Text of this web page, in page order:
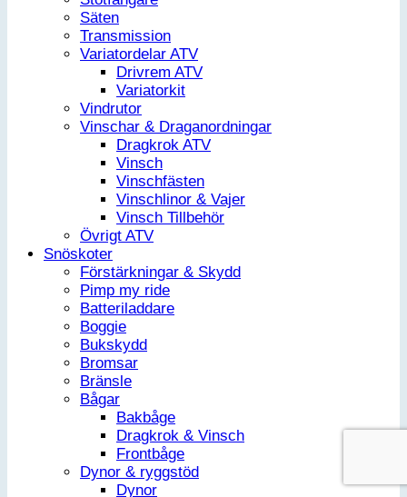
Säten
Transmission
Variatordelar ATV
Drivrem ATV
Variatorkit
Vindrutor
Vinschar & Draganordningar
Dragkrok ATV
Vinsch
Vinschfästen
Vinschlinor & Vajer
Vinsch Tillbehör
Övrigt ATV
Snöskoter
Förstärkningar & Skydd
Pimp my ride
Batteriladdare
Boggie
Bukskydd
Bromsar
Bränsle
Bågar
Bakbåge
Dragkrok & Vinsch
Frontbåge
Dynor & ryggstöd
Dynor